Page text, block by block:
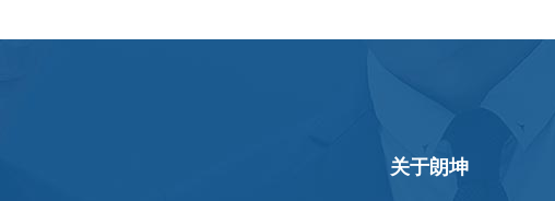
关于朗坤